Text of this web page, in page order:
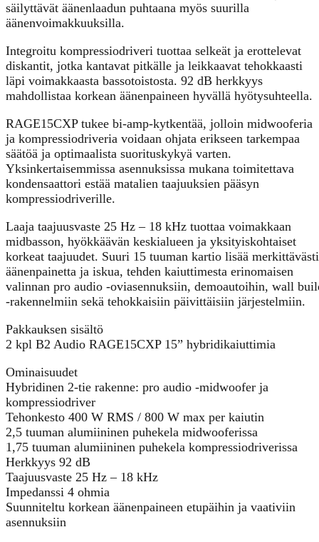
säilyttävät äänenlaadun puhtaana myös suurilla
äänenvoimakkuuksilla.
Integroitu kompressiodriveri tuottaa selkeät ja erottelevat
diskantit, jotka kantavat pitkälle ja leikkaavat tehokkaasti
läpi voimakkaasta bassotoistosta. 92 dB herkkyys
mahdollistaa korkean äänenpaineen hyvällä hyötysuhteella.
RAGE15CXP tukee bi-amp-kytkentää, jolloin midwooferia
ja kompressiodriveria voidaan ohjata erikseen tarkempaa
säätöä ja optimaalista suorituskykyä varten.
Yksinkertaisemmissa asennuksissa mukana toimitettava
kondensaattori estää matalien taajuuksien pääsyn
kompressiodriverille.
Laaja taajuusvaste 25 Hz – 18 kHz tuottaa voimakkaan
midbasson, hyökkäävän keskialueen ja yksityiskohtaiset
korkeat taajuudet. Suuri 15 tuuman kartio lisää merkittävästi
äänenpainetta ja iskua, tehden kaiuttimesta erinomaisen
valinnan pro audio -oviasennuksiin, demoautoihin, wall
-rakennelmiin sekä tehokkaisiin päivittäisiin järjestelmiin.
Pakkauksen sisältö
2 kpl B2 Audio RAGE15CXP 15” hybridikaiuttimia
Ominaisuudet
Hybridinen 2-tie rakenne: pro audio -midwoofer ja
kompressiodriver
Tehonkesto 400 W RMS / 800 W max per kaiutin
2,5 tuuman alumiininen puhekela midwooferissa
1,75 tuuman alumiininen puhekela kompressiodriverissa
Herkkyys 92 dB
Taajuusvaste 25 Hz – 18 kHz
Impedanssi 4 ohmia
Suunniteltu korkean äänenpaineen etupäihin ja vaativiin
asennuksiin